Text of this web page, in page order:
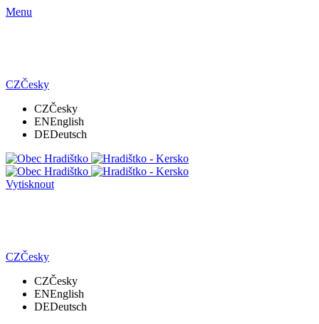
Menu
CZČesky
CZČesky
ENEnglish
DEDeutsch
Vytisknout
CZČesky
CZČesky
ENEnglish
DEDeutsch